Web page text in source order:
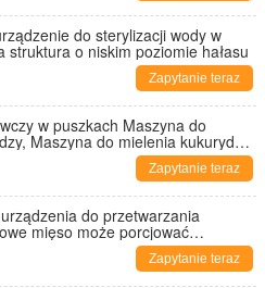
do sterylizacji wody w
struktura o niskim poziomie hałasu
Zapytanie teraz
w puszkach Maszyna do
Maszyna do mielenia kukurydzy
Zapytanie teraz
do przetwarzania
mięso może porcjować
Zapytanie teraz